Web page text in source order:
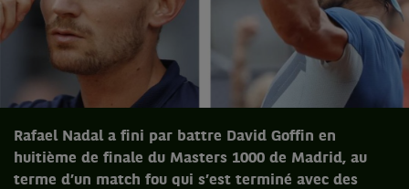
Rafael Nadal a fini par battre David Goffin en
huitième de finale du Masters 1000 de Madrid, au
terme d’un match fou qui s’est terminé avec des